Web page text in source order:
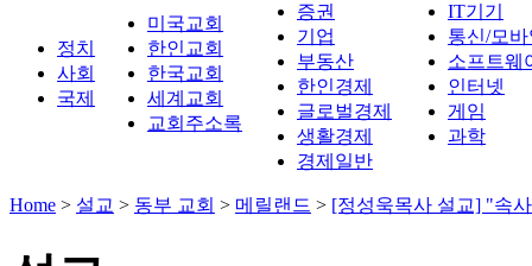
정치
사회
국제
미국교회
한인교회
한국교회
세계교회
교회주소록
증권
기업
부동산
한인경제
글로벌경제
생활경제
경제일반
IT기기
통신/모
소프트웨
인터넷
게임
과학
Home > 설교 > 동부 교회 > 메릴랜드 > [정성욱목사 설교] "속